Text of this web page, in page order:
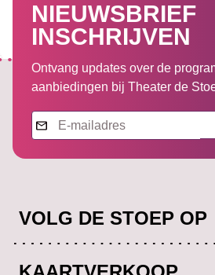
NIEUWSBRIEF
INSCHRIJVEN
Ontvang updates over de
aanbiedingen bij Theater de
Nieuwsbrief
VOLG DE STOEP OP